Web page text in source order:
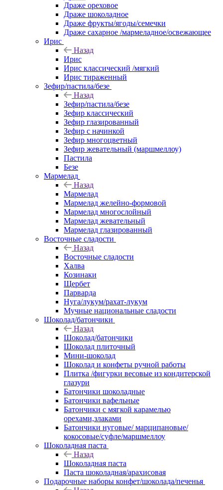
Драже ореховое
Драже шоколадное
Драже фрукты/ягоды/семечки
Драже сахарное /мармеладное/освежающее
Ирис
Назад
Ирис
Ирис классический /мягкий
Ирис тираженный
Зефир/пастила/безе
Назад
Зефир/пастила/безе
Зефир классический
Зефир глазированный
Зефир с начинкой
Зефир многоцветный
Зефир жевательный (маршмеллоу)
Пастила
Безе
Мармелад
Назад
Мармелад
Мармелад желейно-формовой
Мармелад многослойный
Мармелад жевательный
Мармелад глазированный
Восточные сладости
Назад
Восточные сладости
Халва
Козинаки
Щербет
Парварда
Нуга/лукум/рахат-лукум
Мучные национальные сладости
Шоколад/батончики
Назад
Шоколад/батончики
Шоколад плиточный
Мини-шоколад
Шоколад и конфеты ручной работы
Плитка /фигурки весовые из кондитерской
глазури
Батончики шоколадные
Батончики вафельные
Батончики с мягкой карамелью
орехами,злаками
Батончики нуговые/ марципановые/
кокосовые/суфле/маршмеллоу
Шоколадная паста
Назад
Шоколадная паста
Паста шоколадная/арахисовая
Подарочные наборы конфет/шоколада/печенья